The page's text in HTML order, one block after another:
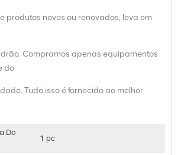
produtos novos ou renovados, leva em
Compramos apenas equipamentos
do
Tudo isso é fornecido ao melhor
Do
1 pc